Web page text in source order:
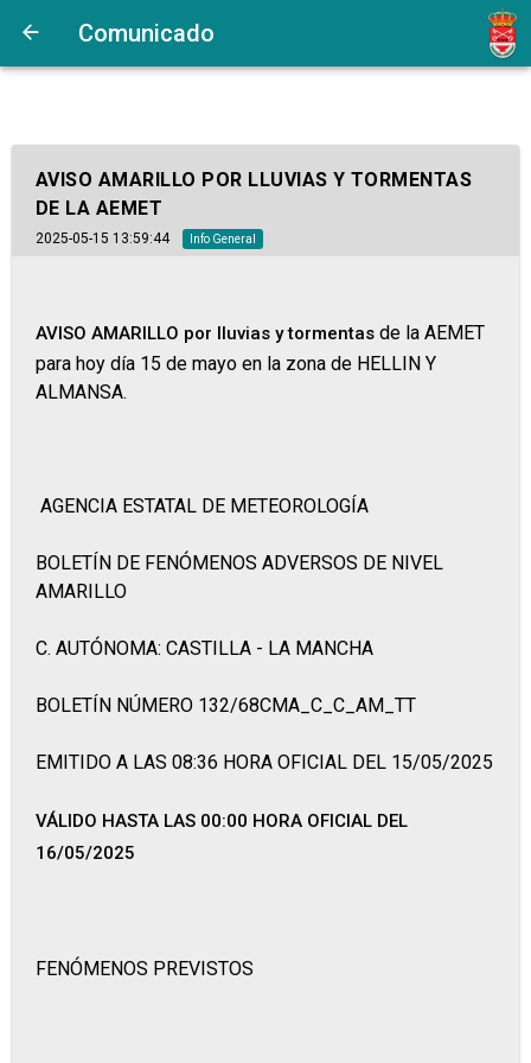
Comunicado
AVISO AMARILLO POR LLUVIAS Y TORMENTAS
DE LA AEMET
2025-05-15 13:59:44 Info General
AVISO AMARILLO por lluvias y tormentas de la AEMET
para hoy día 15 de mayo en la zona de HELLIN Y
ALMANSA.
AGENCIA ESTATAL DE METEOROLOGÍA
BOLETÍN DE FENÓMENOS ADVERSOS DE NIVEL
AMARILLO
C. AUTÓNOMA: CASTILLA - LA MANCHA
BOLETÍN NÚMERO 132/68CMA_C_C_AM_TT
EMITIDO A LAS 08:36 HORA OFICIAL DEL 15/05/2025
VÁLIDO HASTA LAS 00:00 HORA OFICIAL DEL
16/05/2025
FENÓMENOS PREVISTOS